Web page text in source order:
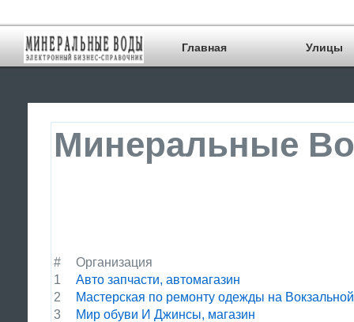
Главная Улицы
Минеральные
#
Организация
1
Авто запчасти, автомагазин
2
Мастерская по ремонту одежды на
3
Мир обуви И Джинсы, магазин